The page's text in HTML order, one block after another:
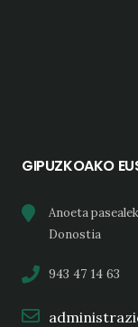
GIPUZKOAKO
Anoeta
Donostia
943 47 14 63